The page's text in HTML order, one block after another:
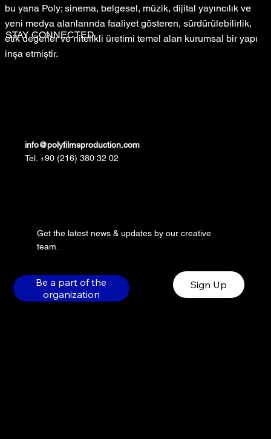
bu yana Poly; sinema, belgesel, müzik, dijital yayıncılık ve
yeni medya alanlarında faaliyet gösteren, sürdürülebilirlik,
etik değerler ve nitelikli üretimi temel alan kurumsal bir yapı
inşa etmiştir.
STAY CONNECTED
Get the latest news & updates by our creative
team.
Be a part of the
organization
Sign Up
info@polyfilmsproduction.com
Tel. +90 (216) 380 32 02